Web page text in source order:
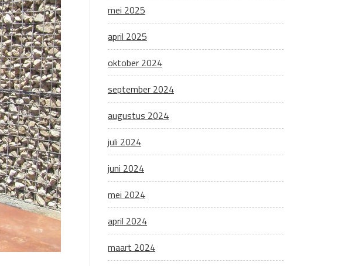
mei 2025
april 2025
oktober 2024
september 2024
augustus 2024
juli 2024
juni 2024
mei 2024
april 2024
maart 2024